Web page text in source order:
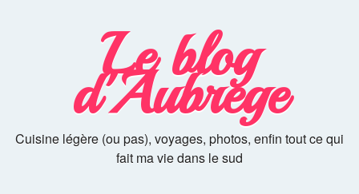
Le blog
d'Aubrege
Cuisine légère (ou pas), voyages, photos, enfin tout ce qui
fait ma vie dans le sud